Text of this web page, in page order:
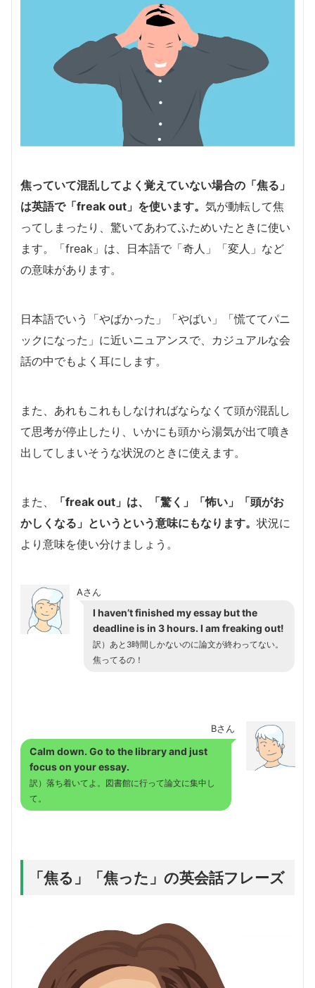
焦っていて混乱してよく覚えていない場合の「焦る」
は英語で「freak out」を使います。 気が動転して焦
ってしまったり、驚いてあわてふためいたときに使い
ます。「freak」は、日本語で「奇人」「変人」など
の意味があります。
日本語でいう「やばかった」「やばい」「慌ててパニ
ックになった」に近いニュアンスで、カジュアルな会
話の中でもよく耳にします。
また、あれもこれもしなければならなくて頭が混乱し
て思考が停止したり、いかにも頭から湯気が出て噴き
出してしまいそうな状況のときに使えます。
また、
「freak out」は、「驚く」「怖い」「頭がお
かしくなる」というという意味にもなります。 状況に
より意味を使い分けましょう。
Aさん
I haven’t finished my essay but the
deadline is in 3 hours. I am freaking out!
訳）あと3時間しかないのに論文が終わってない。
焦ってるの！
Bさん
Calm down. Go to the library and just
focus on your essay.
訳）落ち着いてよ。図書館に行って論文に集中し
て。
「焦る」「焦った」の英会話フレーズ